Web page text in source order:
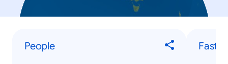
People